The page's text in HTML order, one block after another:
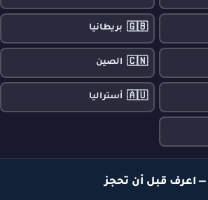
🇬🇧 بريطانيا
🇨🇳 الصين
🇦🇺 أستراليا
اعرف قبل أن تحجز